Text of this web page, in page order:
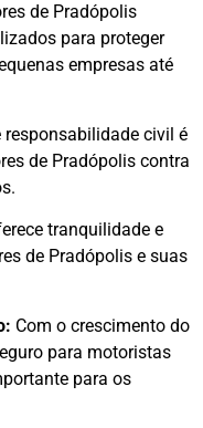
de Pradópolis
para proteger
empresas até
responsabilidade civil é
de Pradópolis contra
tranquilidade e
de Pradópolis e suas
Com o crescimento do
para motoristas
para os